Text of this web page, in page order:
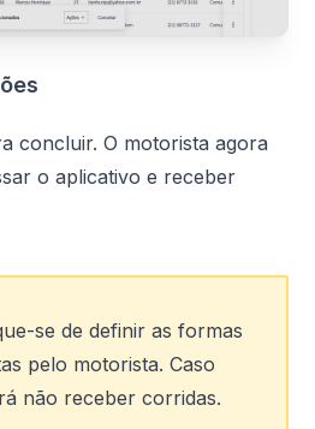
concluir. O motorista agora
o aplicativo e receber
se de definir as formas
pelo motorista. Caso
não receber corridas.